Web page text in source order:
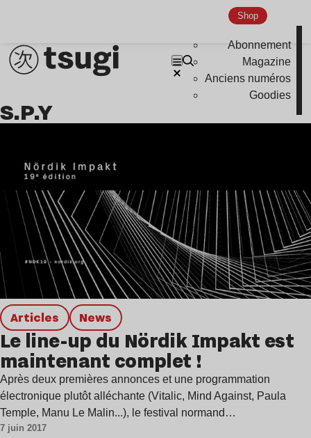
Shop
Abonnement
Magazine
Anciens numéros
Goodies
Indie
S.P.Y
Articles news
Le line-up du Nördik Impakt est
maintenant complet !
Après deux premières annonces et une programmation
électronique plutôt alléchante (Vitalic, Mind Against, Paula
Temple, Manu Le Malin...), le festival normand…
7 juin 2017